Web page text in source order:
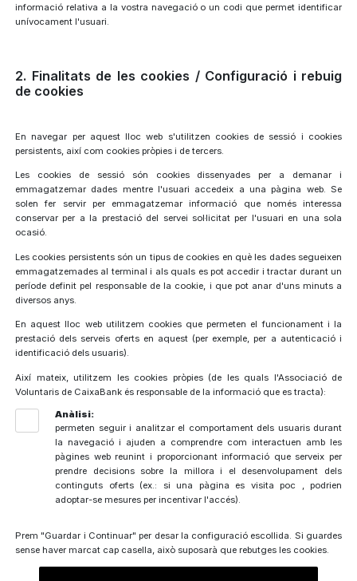
informació relativa a la vostra navegació o un codi que permet identificar
unívocament l'usuari.
2. Finalitats de les cookies / Configuració i rebuig
de cookies
En navegar per aquest lloc web s'utilitzen cookies de sessió i cookies
persistents, així com cookies pròpies i de tercers.
Les cookies de sessió són cookies dissenyades per a demanar i
emmagatzemar dades mentre l'usuari accedeix a una pàgina web. Se
solen fer servir per emmagatzemar informació que només interessa
conservar per a la prestació del servei sol·licitat per l'usuari en una sola
ocasió.
Les cookies persistents són un tipus de cookies en què les dades segueixen
emmagatzemades al terminal i als quals es pot accedir i tractar durant un
període definit pel responsable de la cookie, i que pot anar d'uns minuts a
diversos anys.
En aquest lloc web utilitzem cookies que permeten el funcionament i la
prestació dels serveis oferts en aquest (per exemple, per a autenticació i
identificació dels usuaris).
Així mateix, utilitzem les cookies pròpies (de les quals l'Associació de
Voluntaris de CaixaBank és responsable de la informació que es tracta):
Anàlisi:
permeten seguir i analitzar el comportament dels usuaris durant
la navegació i ajuden a comprendre com interactuen amb les
pàgines web reunint i proporcionant informació que serveix per
prendre decisions sobre la millora i el desenvolupament dels
continguts oferts (ex.: si una pàgina es visita poc , podrien
adoptar-se mesures per incentivar l'accés).
Prem "Guardar i Continuar" per desar la configuració escollida. Si guardes
sense haver marcat cap casella, això suposarà que rebutges les cookies.